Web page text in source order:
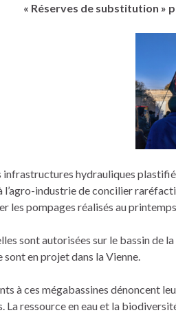
« Réserves de substitution »
infrastructures hydrauliques
industrie de concilier
les pompages réalisés au
sont autorisées sur le bassin de
sont en projet dans la Vienne.
à ces mégabassines dénoncent
La ressource en eau et la